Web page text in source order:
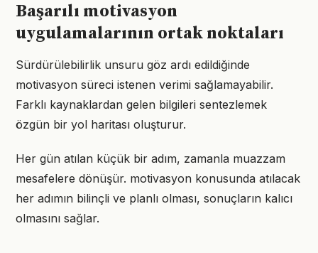
Başarılı motivasyon
uygulamalarının ortak noktaları
Sürdürülebilirlik unsuru göz ardı edildiğinde
motivasyon süreci istenen verimi sağlamayabilir.
Farklı kaynaklardan gelen bilgileri sentezlemek
özgün bir yol haritası oluşturur.
Her gün atılan küçük bir adım, zamanla muazzam
mesafelere dönüşür. motivasyon konusunda atılacak
her adımın bilinçli ve planlı olması, sonuçların kalıcı
olmasını sağlar.